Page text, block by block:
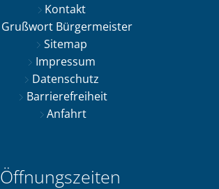
Kontakt
Grußwort Bürgermeister
Sitemap
Impressum
Datenschutz
Barrierefreiheit
Anfahrt
Öffnungszeiten